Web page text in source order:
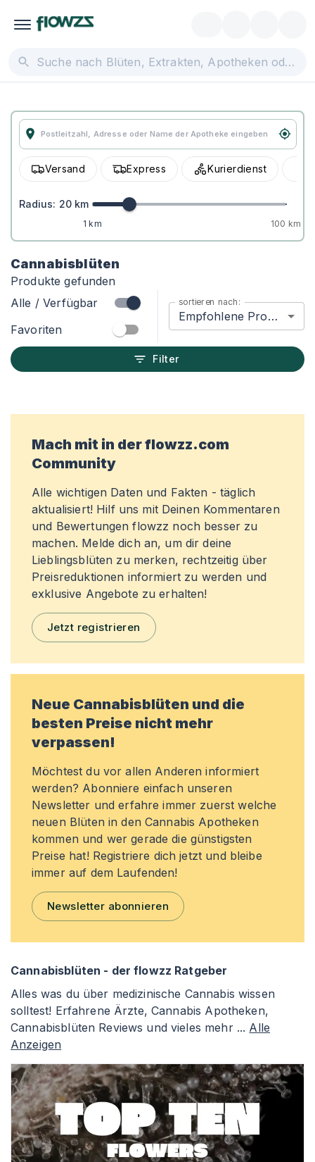
Versand Express Kurierdienst
Radius: 20 km
1 km 100 km
Cannabisblüten
Produkte gefunden
Alle / Verfügbar
Favoriten
sortieren nach:
Empfohlene Produkte
Filter
Mach mit in der flowzz.com
Community
Alle wichtigen Daten und Fakten - täglich
aktualisiert! Hilf uns mit Deinen Kommentaren
und Bewertungen flowzz noch besser zu
machen. Melde dich an, um dir deine
Lieblingsblüten zu merken, rechtzeitig über
Preisreduktionen informiert zu werden und
exklusive Angebote zu erhalten!
Jetzt registrieren
Neue Cannabisblüten und die
besten Preise nicht mehr
verpassen!
Möchtest du vor allen Anderen informiert
werden? Abonniere einfach unseren
Newsletter und erfahre immer zuerst welche
neuen Blüten in den Cannabis Apotheken
kommen und wer gerade die günstigsten
Preise hat! Registriere dich jetzt und bleibe
immer auf dem Laufenden!
Newsletter abonnieren
Cannabisblüten - der flowzz Ratgeber
Alles was du über medizinische Cannabis wissen
solltest! Erfahrene Ärzte, Cannabis Apotheken,
Cannabisblüten Reviews und vieles mehr ... Alle
Anzeigen